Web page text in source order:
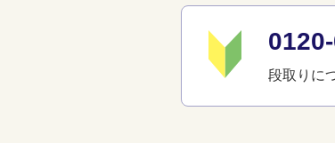
段取りに